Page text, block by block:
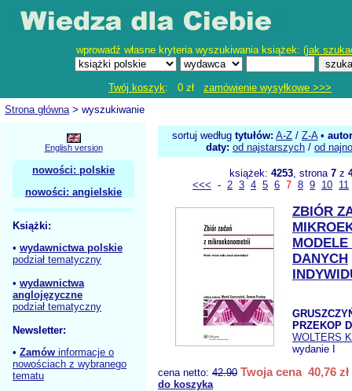
wprowadź własne kryteria wyszukiwania książek: (jak
Twój koszyk: 0 zł zamówienie wysyłkowe >>>
Strona główna> wyszukiwanie
English version
nowości: polskie
nowości: angielskie
Książki:
• wydawnictwa polskie
podział tematyczny
• wydawnictwa
anglojęzyczne
podział tematyczny
Newsletter:
• Zamów informacje o
nowościach z wybranego
tematu
sortuj według tytułów: A-Z / Z-A•
daty: od najstarszych / od
książek: 4253, strona 7z
<<< - 2 3 4 5 6 7 8 9 10 11
ZBIÓR
DANYCH
PRZEKOP
WOLTERS
wydanie I
cena netto: 42.90 Twoja cena 40,76 zł
do koszyka